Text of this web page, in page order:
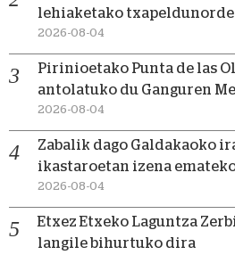
lehiaketako txapeldunorde
2026-08-04
Pirinioetako Punta de las
antolatuko du Ganguren
2026-08-04
Zabalik dago Galdakaoko
ikastaroetan izena
2026-08-04
Etxez Etxeko Laguntza
langile bihurtuko dira